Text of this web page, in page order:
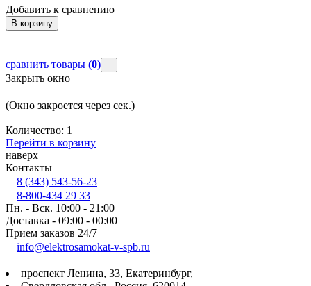
Добавить к сравнению
В корзину
сравнить товары (0)
Закрыть окно
(Окно закроется через сек.)
Количество: 1
Перейти в корзину
наверх
Контакты
8 (343) 543-56-23
8-800-434 29 33
Пн. - Вск. 10:00 - 21:00
Доставка - 09:00 - 00:00
Прием заказов 24/7
info@elektrosamokat-v-spb.ru
проспект Ленина, 33, Екатеринбург,